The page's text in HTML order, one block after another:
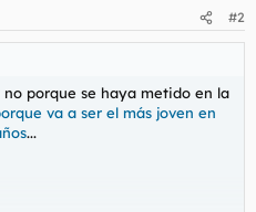
#2
porque se haya metido en la
va a ser el más joven en
...